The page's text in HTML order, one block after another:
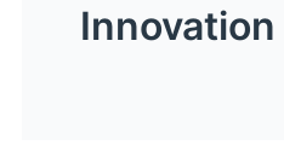
Innovation